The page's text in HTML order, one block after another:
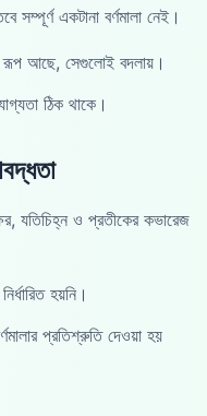
একটানা বর্ণমালা নেই।
রূপ আছে, সেগুলোই বদলায়।
ঠিক থাকে।
যতিচিহ্ন ও প্রতীকের কভারেজ
হয়নি।
প্রতিশ্রুতি দেওয়া হয়